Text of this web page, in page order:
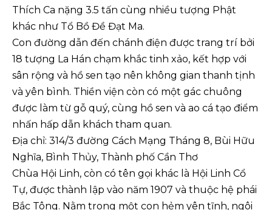
Thích Ca nặng 3.5 tấn cùng nhiều tượng Phật
khác như Tổ Bồ Đề Đạt Ma.
Con đường dẫn đến chánh điện được trang trí bởi
18 tượng La Hán chạm khắc tinh xảo, kết hợp với
sân rộng và hồ sen tạo nên không gian thanh tịnh
và yên bình. Thiền viện còn có một gác chuông
được làm từ gỗ quý, cùng hồ sen và ao cá tạo điểm
nhấn hấp dẫn khách tham quan.
Địa chỉ: 314/3 đường Cách Mạng Tháng 8, Bùi Hữu
Nghĩa, Bình Thủy, Thành phố Cần Thơ
Chùa Hội Linh, còn có tên gọi khác là Hội Linh Cổ
Tự, được thành lập vào năm 1907 và thuộc hệ phái
Bắc Tông. Nằm trong một con hẻm yên tĩnh, ngôi